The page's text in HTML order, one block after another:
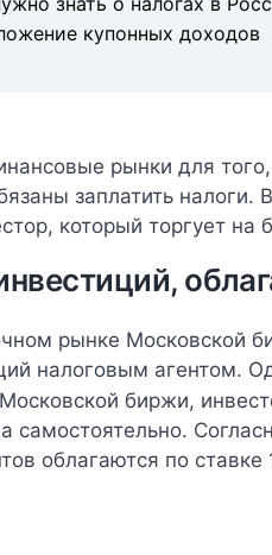
купонных доходов
рынки для
заплатить налоги.
который торгует на
рынке Московской
налоговым агентом.
Московской биржи,
самостоятельно.
облагаются по ставке